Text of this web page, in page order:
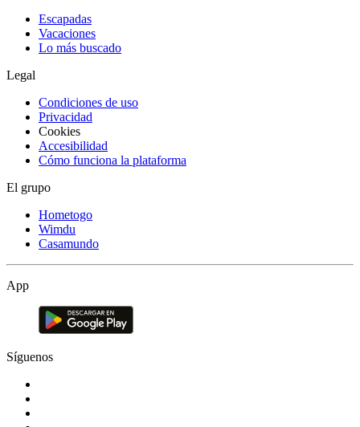
Escapadas
Vacaciones
Lo más buscado
Legal
Condiciones de uso
Privacidad
Cookies
Accesibilidad
Cómo funciona la plataforma
El grupo
Hometogo
Wimdu
Casamundo
App
Síguenos